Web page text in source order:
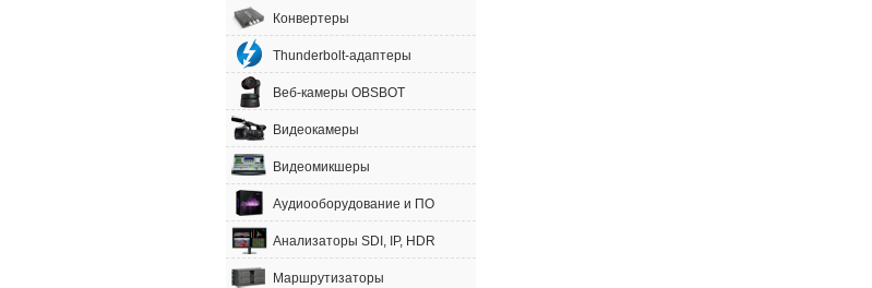
Конвертеры
Thunderbolt-адаптеры
Веб-камеры OBSBOT
Видеокамеры
Видеомикшеры
Аудиооборудование и ПО
Анализаторы SDI, IP, HDR
Маршрутизаторы